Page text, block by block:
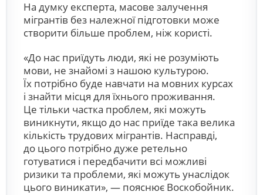
На думку експерта, масове залучення
мігрантів без належної підготовки може
створити більше проблем, ніж користі.
«До нас приїдуть люди, які не розуміють
мови, не знайомі з нашою культурою.
Їх потрібно буде навчати на мовних курсах
і знайти місця для їхнього проживання.
Це тільки частка проблем, які можуть
виникнути, якщо до нас приїде така велика
кількість трудових мігрантів. Насправді,
до цього потрібно дуже ретельно
готуватися і передбачити всі можливі
ризики та проблеми, які можуть унаслідок
цього виникати», — пояснює Воскобойник.